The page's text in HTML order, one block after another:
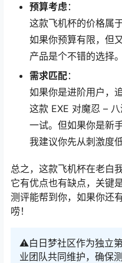
预算考虑：
这款飞机杯的价格属
如果你预算有限，但
产品是个不错的选择。
需求匹配：
如果你是进阶用户，
这款 EXE 对魔忍 –
一试。但如果你是新
我建议你先从刺激度
总之，这款飞机杯在老白
它有优点也有缺点，关键
测评能帮到你，如果你还
唠！
⚠️白日梦社区作为独立
业团队共同维护，确保